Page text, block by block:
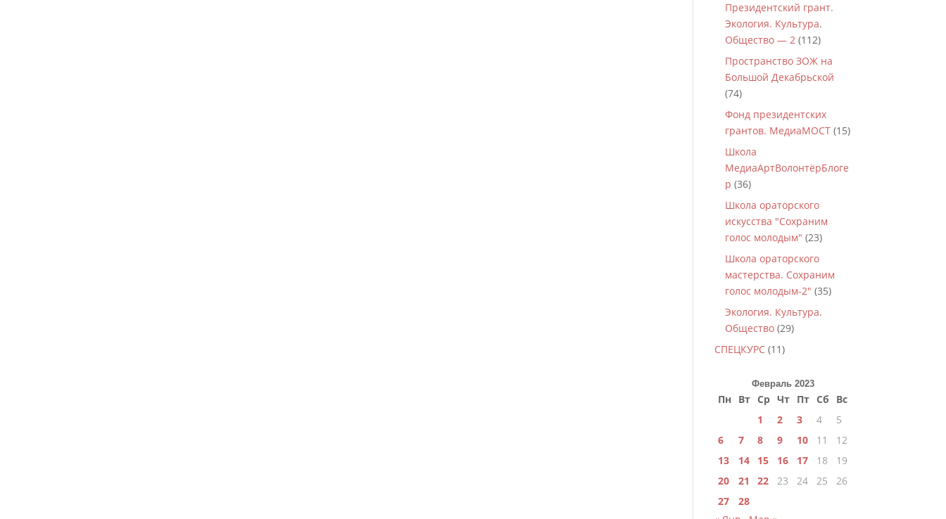
Президентский грант.
Экология. Культура.
Общество — 2 (112)
Пространство ЗОЖ на
Большой Декабрьской
(74)
Фонд президентских
грантов. МедиаМОСТ (15)
Школа
МедиаАртВолонтёрБлоге
р (36)
Школа ораторского
искусства "Сохраним
голос молодым" (23)
Школа ораторского
мастерства. Сохраним
голос молодым-2" (35)
Экология. Культура.
Общество (29)
СПЕЦКУРС (11)
Февраль 2023
Пн Вт Ср Чт Пт Сб
Вс
1
2 3 4
5
6
7 8 9 10 11
12
13
14 15 16 17 18
19
20
21 22 23 24 25
26
27
28